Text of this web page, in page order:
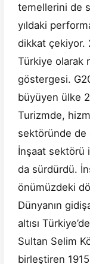
temellerini de
yıldaki
dikkat çekiyor.
Türkiye olarak
göstergesi.
büyüyen ülke
Turizmde,
sektöründe de
İnşaat sektörü
da sürdürdü.
önümüzdeki
Dünyanın
altısı
Sultan Selim
birleştiren